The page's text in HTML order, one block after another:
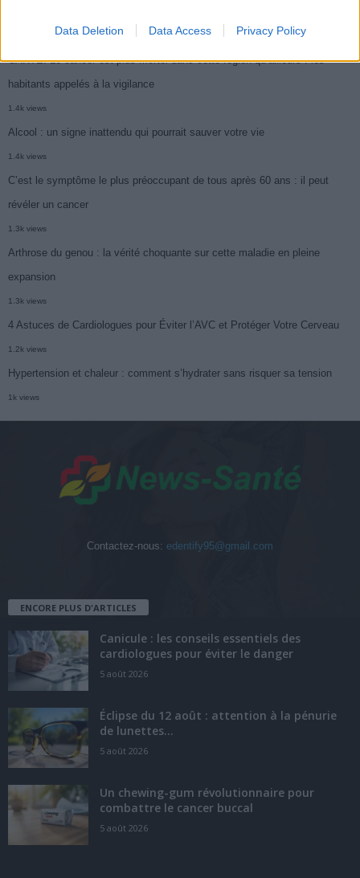
Data Deletion Data Access Privacy Policy
CARTE. Le cancer est plus mortel dans cette région qu’ailleurs : les
habitants appelés à la vigilance
1.4k views
Alcool : un signe inattendu qui pourrait sauver votre vie
1.4k views
C’est le symptôme le plus préoccupant de tous après 60 ans : il peut
révéler un cancer
1.3k views
Arthrose du genou : la vérité choquante sur cette maladie en pleine
expansion
1.3k views
4 Astuces de Cardiologues pour Éviter l’AVC et Protéger Votre Cerveau
1.2k views
Hypertension et chaleur : comment s’hydrater sans risquer sa tension
1k views
Contactez-nous: edentify95@gmail.com
ENCORE PLUS D'ARTICLES
Canicule : les conseils essentiels des
cardiologues pour éviter le danger
5 août 2026
Éclipse du 12 août : attention à la pénurie
de lunettes...
5 août 2026
Un chewing-gum révolutionnaire pour
combattre le cancer buccal
5 août 2026